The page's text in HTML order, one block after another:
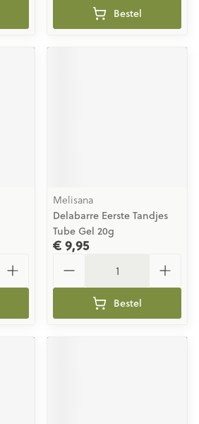
Bestel
Melisana
Delabarre Eerste Tandjes
Tube Gel 20g
€ 9,95
Bestel